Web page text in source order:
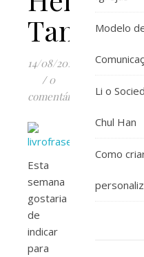
Tannure
14/08/2017
/ 0
comentários
Esta
semana
gostaria
de
indicar
para
Modelo
Li o
Chul Han
Como